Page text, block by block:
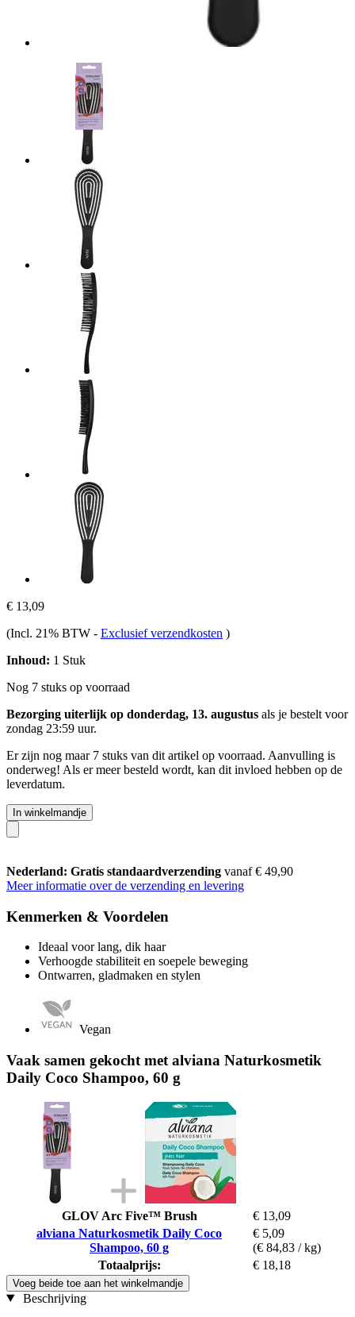
€ 13,09
(Incl. 21% BTW - Exclusief verzendkosten )
Inhoud: 1 Stuk
Nog 7 stuks op voorraad
Bezorging uiterlijk op donderdag, 13. augustus als je bestelt voor
zondag 23:59 uur.
Er zijn nog maar 7 stuks van dit artikel op voorraad. Aanvulling is
onderweg! Als er meer besteld wordt, kan dit invloed hebben op de
leverdatum.
In winkelmandje
Nederland: Gratis standaardverzending vanaf € 49,90
Meer informatie over de verzending en levering
Kenmerken & Voordelen
Ideaal voor lang, dik haar
Verhoogde stabiliteit en soepele beweging
Ontwarren, gladmaken en stylen
Vegan
Vaak samen gekocht met alviana Naturkosmetik
Daily Coco Shampoo, 60 g
GLOV Arc Five™ Brush
€ 13,09
alviana Naturkosmetik Daily Coco
Shampoo, 60 g
€ 5,09
(€ 84,83 / kg)
Totaalprijs:
€ 18,18
Voeg beide toe aan het winkelmandje
Beschrijving